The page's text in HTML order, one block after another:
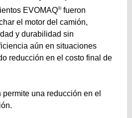
EVOMAQ®fueron
el motor del camión,
y durabilidad sin
aún en situaciones
reducción en el costo final de
una reducción en el